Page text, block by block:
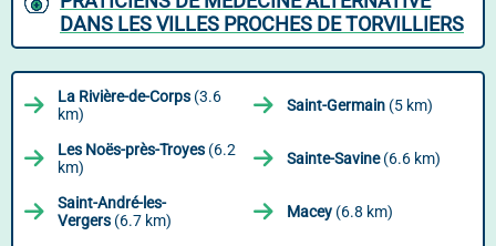
DANS LES VILLES PROCHES DE TORVILLIERS
La Rivière-de-Corps (3.6
km)
Saint-Germain (5 km)
Les Noës-près-Troyes (6.2
km)
Sainte-Savine(6.6 km)
Saint-André-les-
Vergers (6.7 km) Macey (6.8 km)